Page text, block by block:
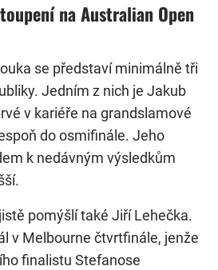
na Australian Open
se představí minimálně tři
Jedním z nich je Jakub
v kariéře na grandslamové
do osmifinále. Jeho
k nedávným výsledkům
pomýšlí také Jiří Lehečka.
v Melbourne čtvrtfinále, jenže
finalistu Stefanose